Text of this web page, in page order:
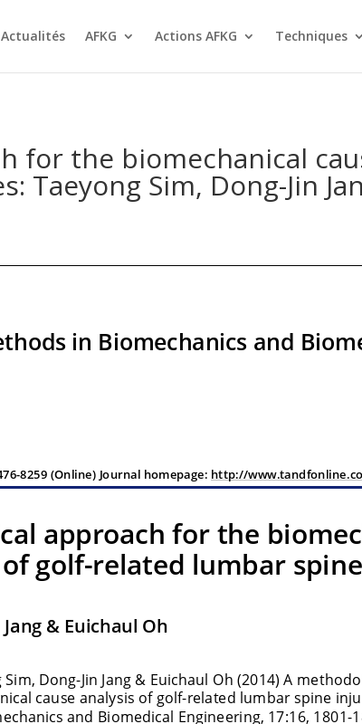
Actualités AFKG Actions AFKG Techniques
for the biomechanical
Taeyong Sim, Dong-Jin